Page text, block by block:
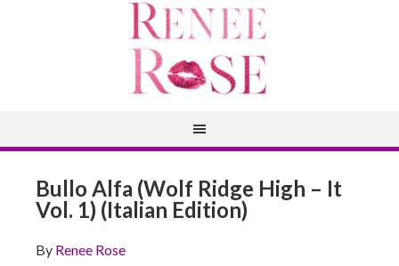
Bullo Alfa (Wolf Ridge High – It
Vol. 1) (Italian Edition)
By Renee Rose